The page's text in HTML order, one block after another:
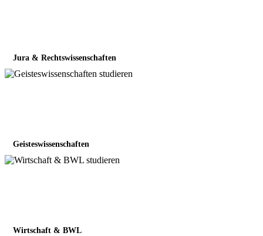
Jura & Rechtswissenschaften
Geisteswissenschaften
Wirtschaft & BWL